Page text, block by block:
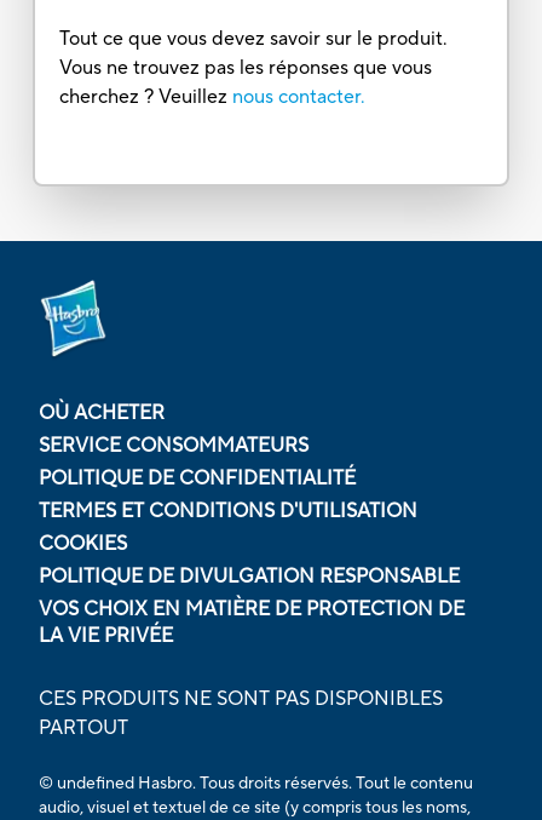
Tout ce que vous devez savoir sur le produit.
Vous ne trouvez pas les réponses que vous
cherchez ? Veuillez nous contacter.
OÙ ACHETER
SERVICE CONSOMMATEURS
POLITIQUE DE CONFIDENTIALITÉ
TERMES ET CONDITIONS D'UTILISATION
COOKIES
POLITIQUE DE DIVULGATION RESPONSABLE
VOS CHOIX EN MATIÈRE DE PROTECTION DE
LA VIE PRIVÉE
CES PRODUITS NE SONT PAS DISPONIBLES
PARTOUT
© undefined Hasbro. Tous droits réservés. Tout le contenu
audio, visuel et textuel de ce site (y compris tous les noms,